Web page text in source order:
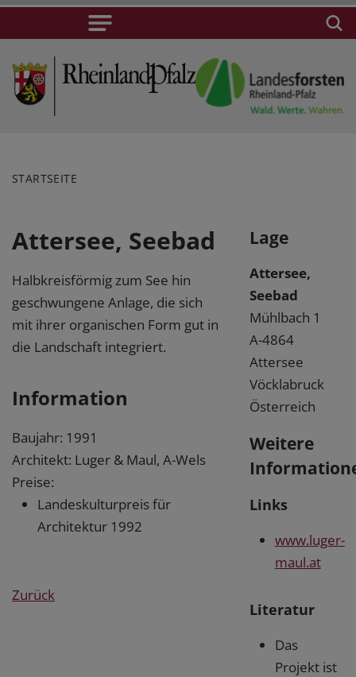
STARTSEITE
Attersee, Seebad
Halbkreisförmig zum See hin
geschwungene Anlage, die sich
mit ihrer organischen Form gut in
die Landschaft integriert.
Information
Baujahr: 1991
Architekt: Luger & Maul, A-Wels
Preise:
Landeskulturpreis für
Architektur 1992
Zurück
Lage
Attersee,
Seebad
Mühlbach 1
A-4864
Attersee
Vöcklabruck
Österreich
Weitere
Links
www.luger-
maul.at
Literatur
Das
Projekt ist